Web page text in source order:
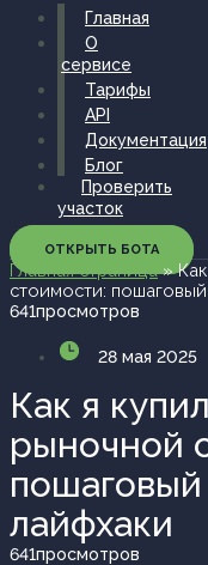
Главная
О
сервисе
Тарифы
API
Документация
Блог
Проверить
участок
ОТКРЫТЬ БОТА
Главная страница»
стоимости:
просмотров
641
28 мая 2025
Как я
рыночной
лайфхаки
просмотров
641